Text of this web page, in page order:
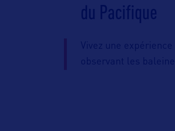
du Pacifique
Vivez une
observant les